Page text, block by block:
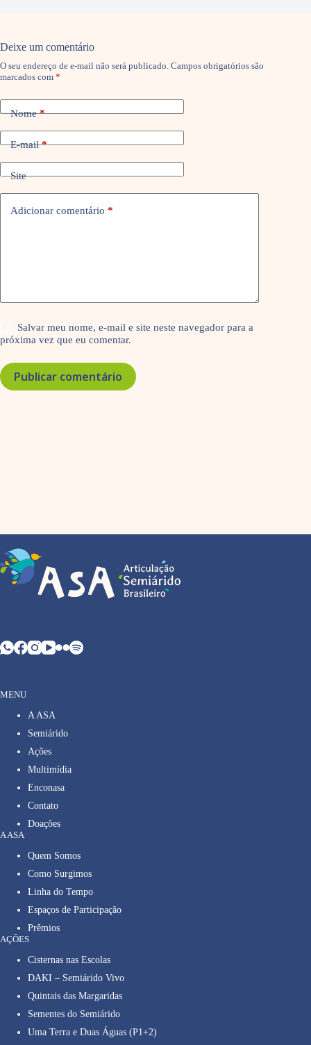
Deixe um comentário
O seu endereço de e-mail não será publicado. Campos obrigatórios são
marcados com *
Nome*
E-mail*
Site
Adicionar comentário *
Salvar meu nome, e-mail e site neste navegador para a
próxima vez que eu comentar.
Publicar comentário
MENU
A ASA
Semiárido
Ações
Multimídia
Enconasa
Contato
Doações
A ASA
Quem Somos
Como Surgimos
Linha do Tempo
Espaços de Participação
Prêmios
AÇÕES
Cisternas nas Escolas
DAKI – Semiárido Vivo
Quintais das Margaridas
Sementes do Semiárido
Uma Terra e Duas Águas (P1+2)